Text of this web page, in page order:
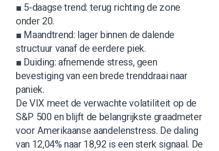
■ 5-daagse trend: terug richting de zone
onder 20.
■ Maandtrend: lager binnen de dalende
structuur vanaf de eerdere piek.
■ Duiding: afnemende stress, geen
bevestiging van een brede trenddraai naar
paniek.
De VIX meet de verwachte volatiliteit op de
S&P 500 en blijft de belangrijkste graadmeter
voor Amerikaanse aandelenstress. De daling
van 12,04% naar 18,92 is een sterk signaal. De